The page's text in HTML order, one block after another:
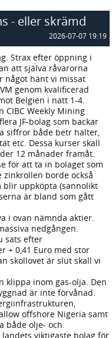
- eller skrämd
2026-07-07 19:19
Strax efter öppning i
att själva råvarorna
något hänt vi missat
genom kvalificerad
Belgien i natt 1-4.
Weekly Mining
JF-bolag som backar
siffror både betr halter,
etc. Dessa kurser skall
12 månader framåt.
för att ta in bolaget som
zinkrollen borde också
blir uppköpta (sannolikt
är bland som gått
i ovan nämnda aktier.
nedgången.
sats efter
+ 0,41 Euro med stor
skollovet är slut skall vi
klippa inom gas-olja. Den
är inte förvånad.
offshore Nigeria samt
både olje- och
landets viktigaste bolag för